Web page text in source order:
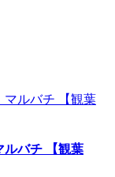
ルバチ 【観葉